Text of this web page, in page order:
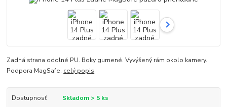
Zadná strana odolné PU. Boky gumené. Vyvýšený rám okolo kamery.
Podpora MagSafe. celý popis
Dostupnosť
Skladom > 5 ks